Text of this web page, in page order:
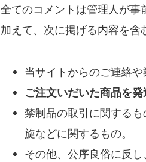
全てのコメントは管理人が事
加えて、次に掲げる内容を含
当サイトからのご連絡
ご注文いだいた商品を
禁制品の取引に関する
旋などに関するもの。
その他、公序良俗に反